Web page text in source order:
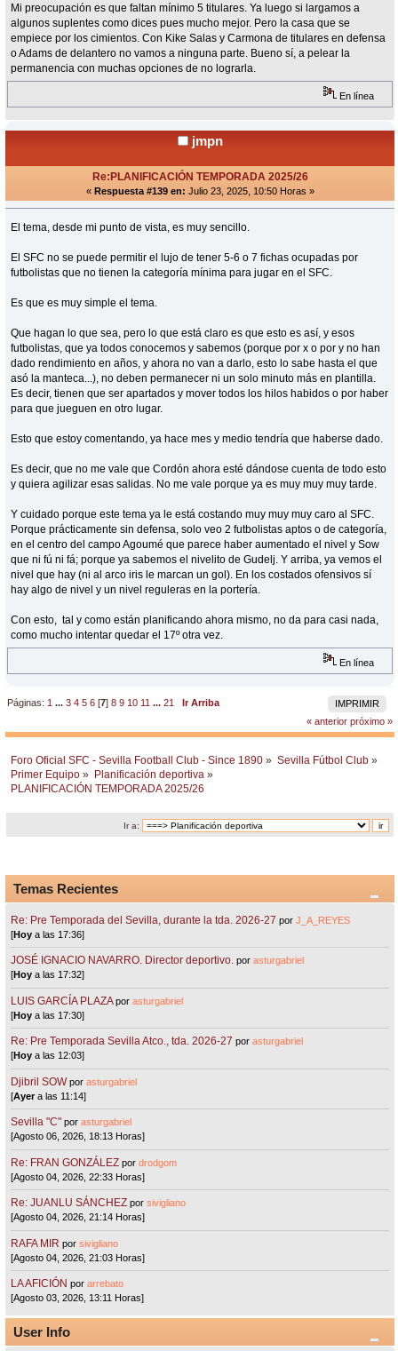
Mi preocupación es que faltan mínimo 5 titulares. Ya luego si largamos a
algunos suplentes como dices pues mucho mejor. Pero la casa que se
empiece por los cimientos. Con Kike Salas y Carmona de titulares en defensa
o Adams de delantero no vamos a ninguna parte. Bueno sí, a pelear la
permanencia con muchas opciones de no lograrla.
En línea
jmpn
Re:PLANIFICACIÓN TEMPORADA 2025/26
« Respuesta #139 en: Julio 23, 2025, 10:50 Horas »
El tema, desde mi punto de vista, es muy sencillo.
El SFC no se puede permitir el lujo de tener 5-6 o 7 fichas ocupadas por
futbolistas que no tienen la categoría mínima para jugar en el SFC.
Es que es muy simple el tema.
Que hagan lo que sea, pero lo que está claro es que esto es así, y esos
futbolistas, que ya todos conocemos y sabemos (porque por x o por y no han
dado rendimiento en años, y ahora no van a darlo, esto lo sabe hasta el que
asó la manteca...), no deben permanecer ni un solo minuto más en plantilla.
Es decir, tienen que ser apartados y mover todos los hilos habidos o por haber
para que jueguen en otro lugar.
Esto que estoy comentando, ya hace mes y medio tendría que haberse dado.
Es decir, que no me vale que Cordón ahora esté dándose cuenta de todo esto
y quiera agilizar esas salidas. No me vale porque ya es muy muy muy tarde.
Y cuidado porque este tema ya le está costando muy muy muy caro al SFC.
Porque prácticamente sin defensa, solo veo 2 futbolistas aptos o de categoría,
en el centro del campo Agoumé que parece haber aumentado el nivel y Sow
que ni fú ni fá; porque ya sabemos el nivelito de Gudelj. Y arriba, ya vemos el
nivel que hay (ni al arco iris le marcan un gol). En los costados ofensivos sí
hay algo de nivel y un nivel reguleras en la portería.
Con esto, tal y como están planificando ahora mismo, no da para casi nada,
como mucho intentar quedar el 17º otra vez.
En línea
IMPRIMIR
Páginas: 1 ...3 4 5 6 [7]8 9 10 11 ...21
Ir Arriba
« anterior próximo »
Foro Oficial SFC - Sevilla Football Club - Since 1890 » Sevilla Fútbol Club »
Primer Equipo » Planificación deportiva »
PLANIFICACIÓN TEMPORADA 2025/26
Ir a:
Temas Recientes
Re: Pre Temporada del Sevilla, durante la tda. 2026-27 porJ_A_REYES
[Hoy a las 17:36]
JOSÉ IGNACIO NAVARRO. Director deportivo. porasturgabriel
[Hoy a las 17:32]
LUIS GARCÍA PLAZA porasturgabriel
[Hoy a las 17:30]
Re: Pre Temporada Sevilla Atco., tda. 2026-27 porasturgabriel
[Hoy a las 12:03]
Djibril SOW porasturgabriel
[Ayera las 11:14]
Sevilla "C"porasturgabriel
[Agosto 06, 2026, 18:13 Horas]
Re: FRAN GONZÁLEZ pordrodgom
[Agosto 04, 2026, 22:33 Horas]
Re: JUANLU SÁNCHEZ porsivigliano
[Agosto 04, 2026, 21:14 Horas]
RAFA MIR porsivigliano
[Agosto 04, 2026, 21:03 Horas]
LA AFICIÓN porarrebato
[Agosto 03, 2026, 13:11 Horas]
User Info